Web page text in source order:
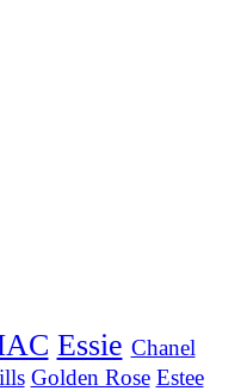
Essie Chanel
Golden Rose Estee